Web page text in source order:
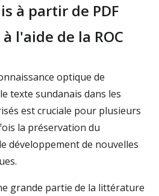
à partir de PDF
l'aide de la ROC
optique de
texte sundanais dans les
est cruciale pour plusieurs
la préservation du
développement de nouvelles
grande partie de la littérature